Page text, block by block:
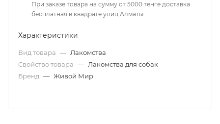
При заказе товара на сумму от 5000 тенге доставка
бесплатная в квадрате улиц Алматы
Характеристики
Вид товара — Лакомства
Свойство товара — Лакомства для собак
Бренд — Живой Мир